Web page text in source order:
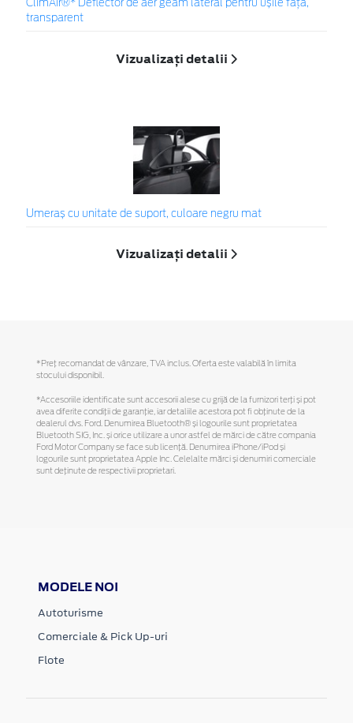
ClimAir®* Deflector de aer geam lateral pentru ușile față,
transparent
Vizualizați detalii
Umeraș cu unitate de suport, culoare negru mat
Vizualizați detalii
*Preţ recomandat de vânzare, TVA inclus. Oferta este valabilă în limita
stocului disponibil.
*Accesoriile identificate sunt accesorii alese cu grijă de la furnizori terți și pot
avea diferite condiții de garanție, iar detaliile acestora pot fi obținute de la
dealerul dvs. Ford. Denumirea Bluetooth® și logourile sunt proprietatea
Bluetooth SIG, Inc. și orice utilizare a unor astfel de mărci de către compania
Ford Motor Company se face sub licență. Denumirea iPhone/iPod și
logourile sunt proprietatea Apple Inc. Celelalte mărci și denumiri comerciale
sunt deținute de respectivii proprietari.
MODELE NOI
Autoturisme
Comerciale & Pick Up-uri
Flote